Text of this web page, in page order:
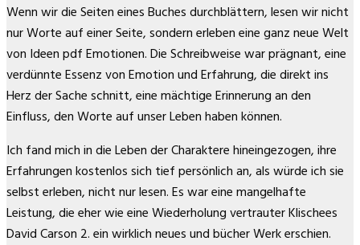
Wenn wir die Seiten eines Buches durchblättern, lesen wir nicht
nur Worte auf einer Seite, sondern erleben eine ganz neue Welt
von Ideen pdf Emotionen. Die Schreibweise war prägnant, eine
verdünnte Essenz von Emotion und Erfahrung, die direkt ins
Herz der Sache schnitt, eine mächtige Erinnerung an den
Einfluss, den Worte auf unser Leben haben können.
Ich fand mich in die Leben der Charaktere hineingezogen, ihre
Erfahrungen kostenlos sich tief persönlich an, als würde ich sie
selbst erleben, nicht nur lesen. Es war eine mangelhafte
Leistung, die eher wie eine Wiederholung vertrauter Klischees
David Carson 2. ein wirklich neues und bücher Werk erschien.